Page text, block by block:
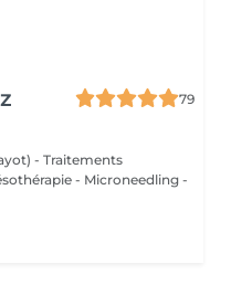
79
- Traitements
- Microneedling -